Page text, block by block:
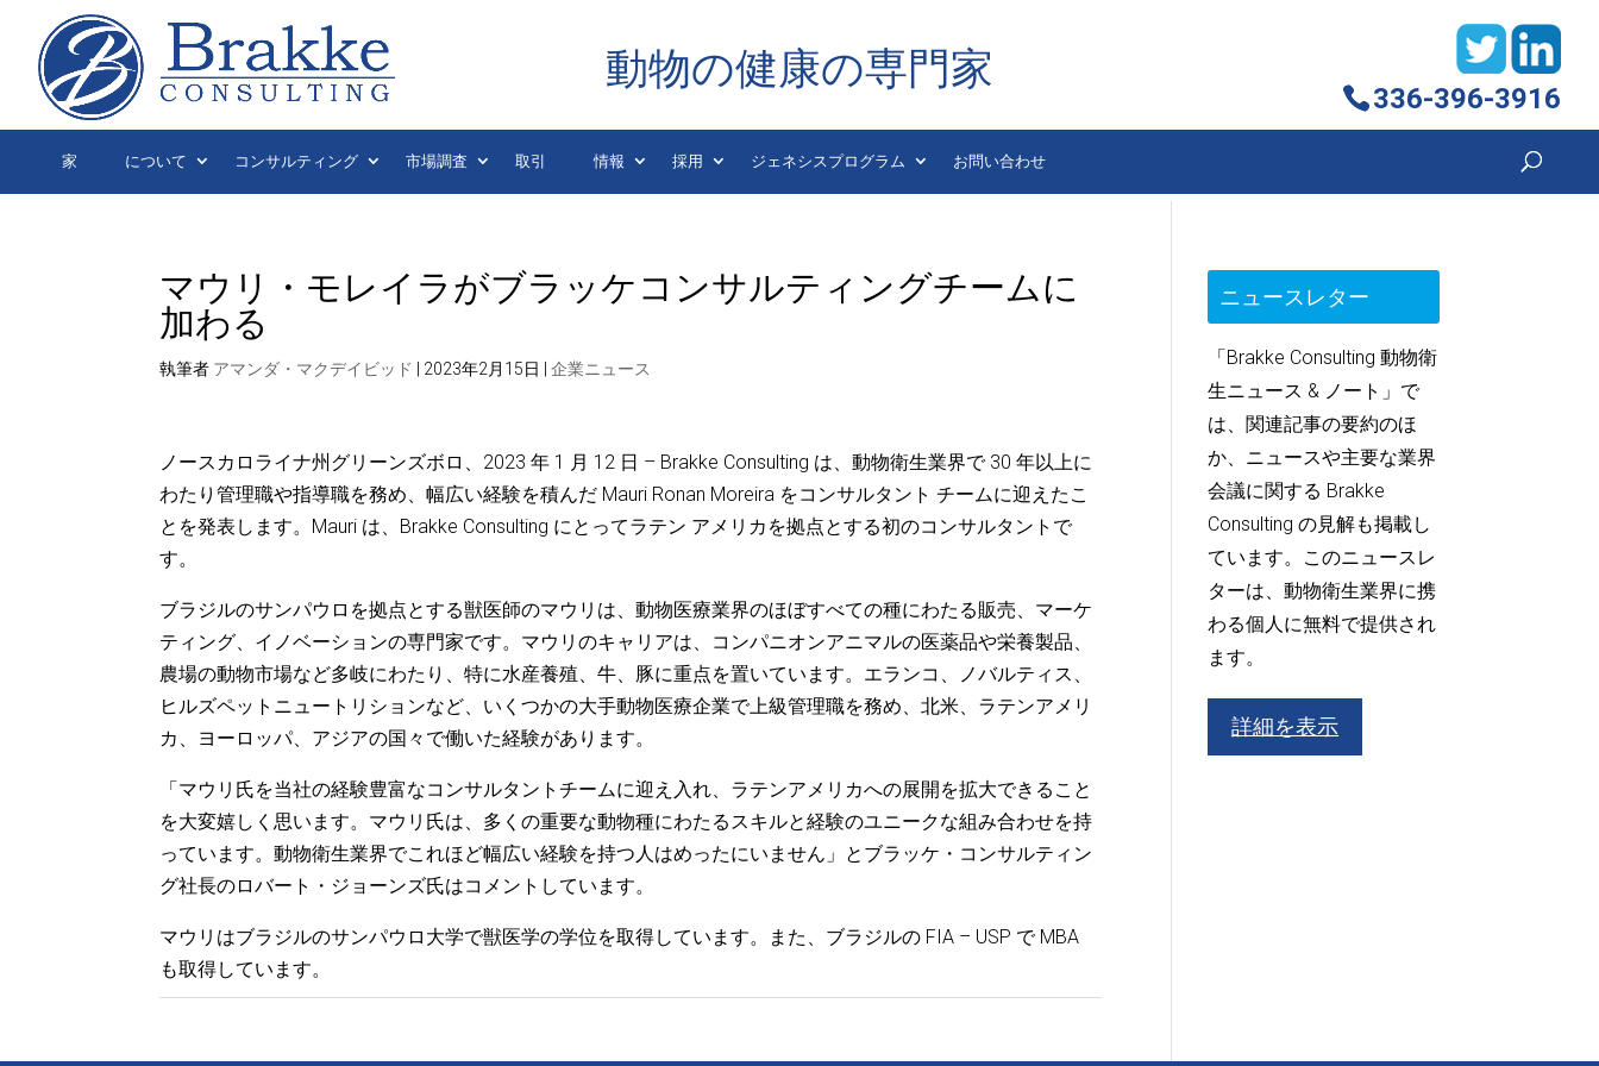
動物の健康の専門家
336-396-3916
家 について コンサルティング 市場調査 取引 情報 採用 ジェネシスプログラム お問い合わせ
マウリ・モレイラがブラッケコンサルティングチームに
加わる
執筆者 アマンダ・マクデイビッド 2023年2月15日 |企業ニュース
ノースカロライナ州グリーンズボロ、2023 年 1 月 12 日 – Brakke Consulting は、動物衛生業界で 30 年以上に
わたり管理職や指導職を務め、幅広い経験を積んだ Mauri Ronan Moreira をコンサルタント チームに迎えたこ
とを発表します。Mauri は、Brakke Consulting にとってラテン アメリカを拠点とする初のコンサルタントで
す。
ブラジルのサンパウロを拠点とする獣医師のマウリは、動物医療業界のほぼすべての種にわたる販売、マーケ
ティング、イノベーションの専門家です。マウリのキャリアは、コンパニオンアニマルの医薬品や栄養製品、
農場の動物市場など多岐にわたり、特に水産養殖、牛、豚に重点を置いています。エランコ、ノバルティス、
ヒルズペットニュートリションなど、いくつかの大手動物医療企業で上級管理職を務め、北米、ラテンアメリ
カ、ヨーロッパ、アジアの国々で働いた経験があります。
「マウリ氏を当社の経験豊富なコンサルタントチームに迎え入れ、ラテンアメリカへの展開を拡大できること
を大変嬉しく思います。マウリ氏は、多くの重要な動物種にわたるスキルと経験のユニークな組み合わせを持
っています。動物衛生業界でこれほど幅広い経験を持つ人はめったにいません」とブラッケ・コンサルティン
グ社長のロバート・ジョーンズ氏はコメントしています。
マウリはブラジルのサンパウロ大学で獣医学の学位を取得しています。また、ブラジルの FIA – USP で MBA
も取得しています。
ニュースレター
「Brakke Consulting 動物衛
生ニュース & ノート」で
は、関連記事の要約のほ
か、ニュースや主要な業界
会議に関する Brakke
Consulting の見解も掲載し
ています。このニュースレ
ターは、動物衛生業界に携
わる個人に無料で提供され
ます。
詳細を表示